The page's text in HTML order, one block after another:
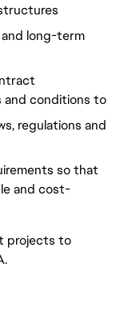
long-term
and conditions to
regulations and
so that
and cost-
projects to